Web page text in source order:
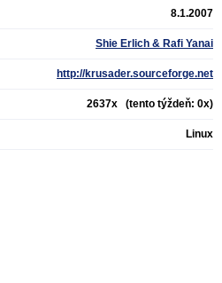
8.1.2007
Shie Erlich & Rafi Yanai
http://krusader.sourceforge.net
2637x (tento týždeň: 0x)
Linux